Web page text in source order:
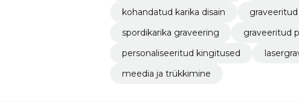
kohandatud karika disain
spordikarika graveering
graveeritud
personaliseeritud kingitused
meedia ja trükkimine